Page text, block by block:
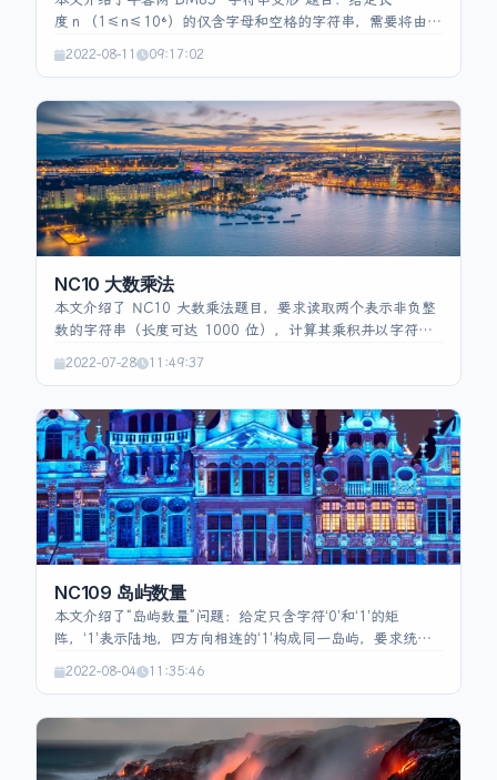
度 n （1≤n≤10⁶）的仅含字母和空格的字符串，需要将由空
“Hello World” → “wORLD hELLO”。题目要求时间、空间均
路：先使用 `split` 按空格分割（保留空串），从右向左拼接
每个子串的大小写转换结果，单词之间补空格；大小写转换
在 `reverse` 方法中完成。整体代码实现简洁，满足题目约
束。
2022-08-11 09:17:02
NC10 大数乘法
本文介绍了 NC10 大数乘法题目，要求读取两个表示非负整
数的字符串（长度可达 1000 位），计算其乘积并以字符串
11×99=1089 与 1×0=0。提供的参考解法直接利用 Java 的
`multiply` 完成运算，再转为字符串返回。
2022-07-28 11:49:37
NC109 岛屿数量
本文介绍了“岛屿数量”问题：给定只含字符‘0’和‘1’的矩
阵，‘1’表示陆地，四方向相连的‘1’构成同一岛屿，要求统计
到‘1’时计数并通过深度优先搜索（DFS）将该岛屿的所有相
`solve` 统计岛屿数，以及递归 `dfs` 完成四邻域扩展，时
间复杂度 O(n·m)。
2022-08-04 11:35:46